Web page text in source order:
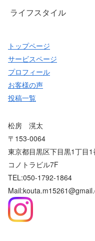
ライフスタイル
トップページ
サービスページ
プロフィール
お客様の声
投稿一覧
松房 滉太
〒153-0064
東京都目黒区下目黒1丁目
コノトラビル7F
TEL:050-1792-1864